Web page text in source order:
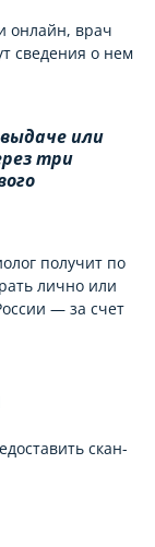
онлайн, врач
сведения о нем
или
три
получит по
лично или
— за счет
скан-